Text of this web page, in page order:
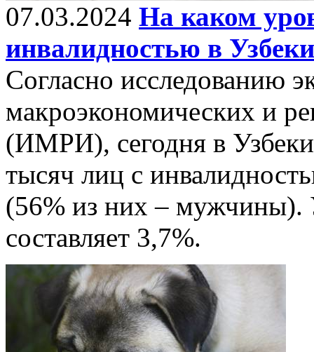
07.03.2024 На каком
инвалидностью в
Согласно исследованию
макроэкономических и
(ИМРИ), сегодня в
тысяч лиц с
(56% из них – мужчины).
составляет 3,7%.